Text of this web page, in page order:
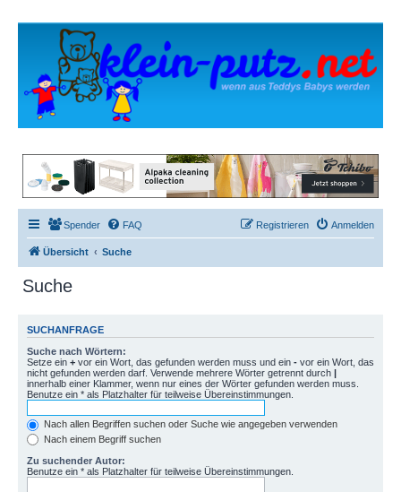
Spender FAQ Anmelden
Registrieren
Übersicht Suche
Suche
SUCHANFRAGE
Suche nach Wörtern:
Setze ein + vor ein Wort, das gefunden werden muss und ein - vor ein Wort, das
nicht gefunden werden darf. Verwende mehrere Wörter getrennt durch |
innerhalb einer Klammer, wenn nur eines der Wörter gefunden werden muss.
Benutze ein * als Platzhalter für teilweise Übereinstimmungen.
Nach allen Begriffen suchen oder Suche wie angegeben verwenden
Nach einem Begriff suchen
Zu suchender Autor:
Benutze ein * als Platzhalter für teilweise Übereinstimmungen.